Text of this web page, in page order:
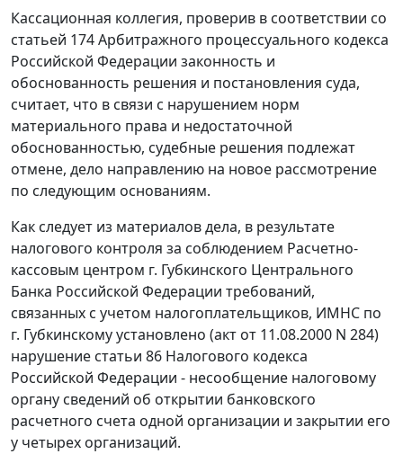
Кассационная коллегия, проверив в соответствии со
статьей 174Арбитражного процессуального кодекса
Российской Федерации законность и
обоснованность решения и постановления суда,
считает, что в связи с нарушением норм
материального права и недостаточной
обоснованностью, судебные решения подлежат
отмене, дело направлению на новое рассмотрение
по следующим основаниям.
Как следует из материалов дела, в результате
налогового контроля за соблюдением Расчетно-
кассовым центром г. Губкинского Центрального
Банка Российской Федерации требований,
связанных с учетом налогоплательщиков, ИМНС по
г. Губкинскому установлено (акт от 11.08.2000 N 284)
нарушение статьи 86 Налогового кодекса
Российской Федерации - несообщение налоговому
органу сведений об открытии банковского
расчетного счета одной организации и закрытии его
у четырех организаций.